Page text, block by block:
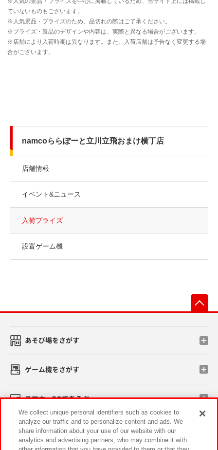
namcoららぽーと立川立飛おまけ横丁店
店舗情報
イベント&ニュース
入荷プライズ
設置ゲーム機
あそび場をさがす
ゲーム機をさがす
スマホ・PCであそぶ
イベント・キャンペーン
We collect unique personal identifiers such as cookies to
analyze our traffic and to personalize content and ads. We
share information about your use of our website with our
analytics and advertising partners, who may combine it with